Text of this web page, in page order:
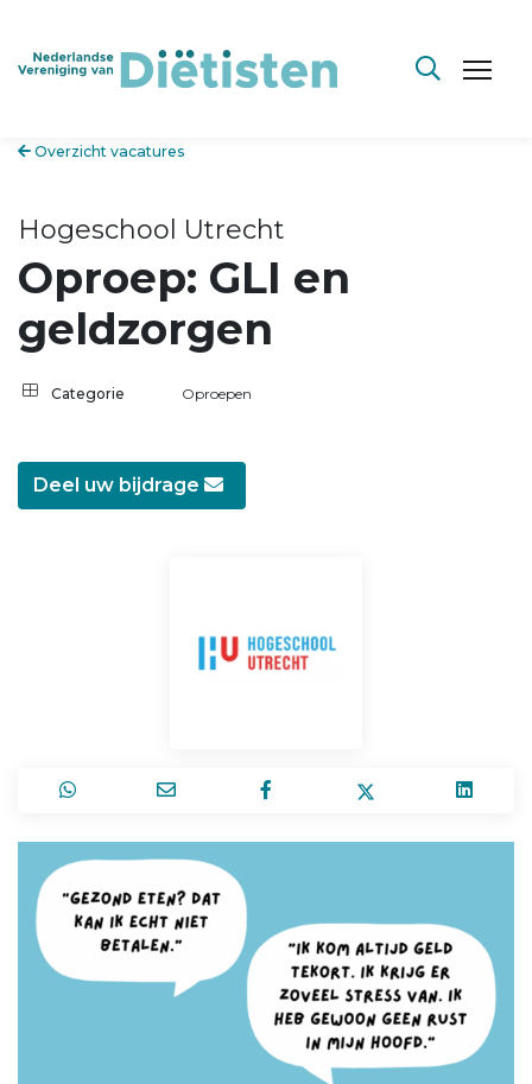
Overzicht vacatures
Hogeschool Utrecht
Oproep: GLI en
geldzorgen
Categorie Oproepen
Deel uw bijdrage